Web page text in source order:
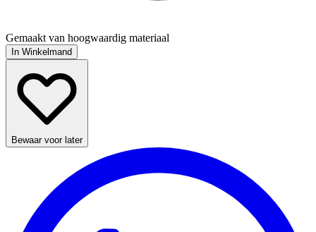
Gemaakt van hoogwaardig materiaal
In Winkelmand
Bewaar voor later